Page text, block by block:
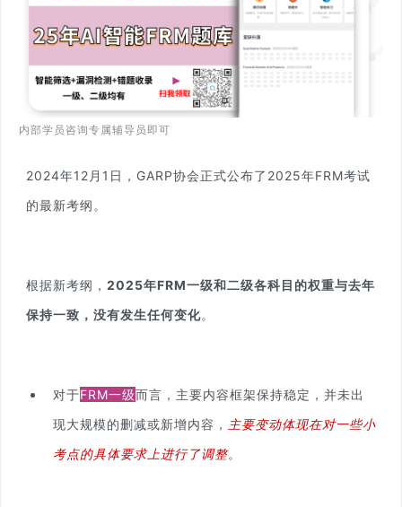
内部学员咨询专属辅导员即可
2024年12月1日，GARP协会正式公布了2025年FRM考试
的最新考纲。
根据新考纲， 2025年FRM一级和二级各科目的权重与去年
保持一致，没有发生任何变化。
对于FRM一级而言，主要内容框架保持稳定，并未出
现大规模的删减或新增内容， 主要变动体现在对一些小
考点的具体要求上进行了调整。